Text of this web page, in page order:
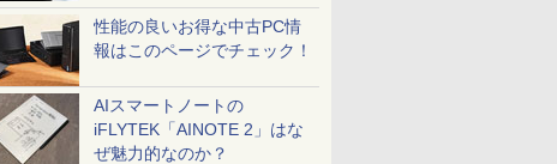
性能の良いお得な中古PC情
報はこのページでチェック！
AIスマートノートの
iFLYTEK「AINOTE 2」はな
ぜ魅力的なのか？